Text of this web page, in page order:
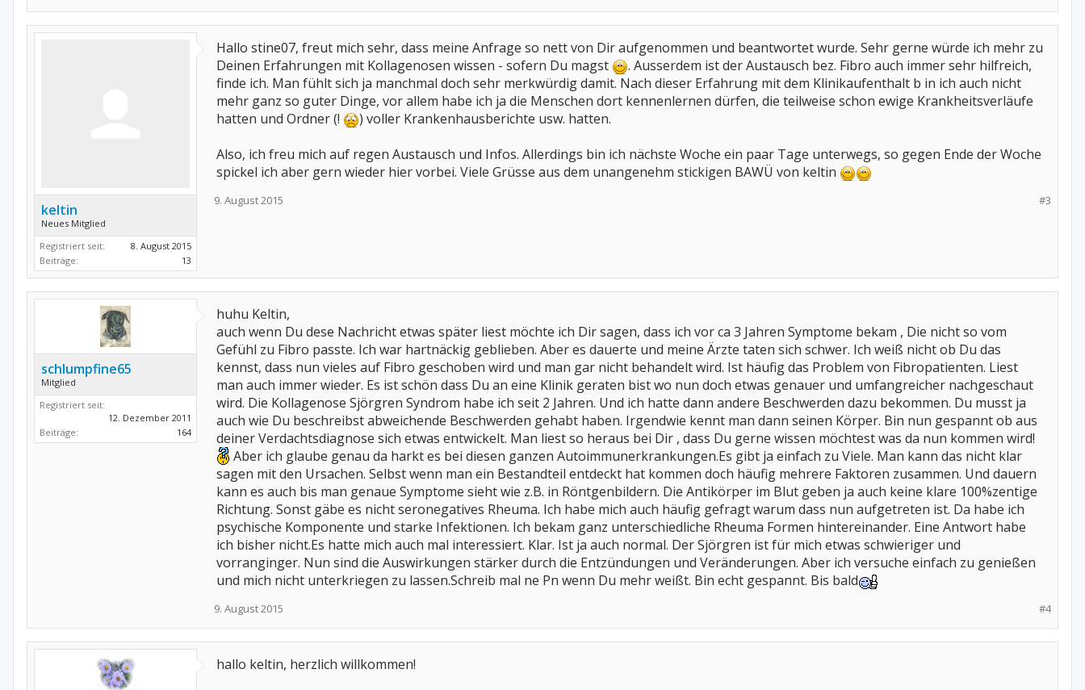
keltin
Neues Mitglied
Registriert seit:
8. August 2015
Beiträge:
13
Hallo stine07, freut mich sehr, dass meine Anfrage so nett von Dir aufgenommen und beantwortet wurde. Sehr gerne würde ich mehr zu
Deinen Erfahrungen mit Kollagenosen wissen - sofern Du magst
. Ausserdem ist der Austausch bez. Fibro auch immer sehr hilfreich,
finde ich. Man fühlt sich ja manchmal doch sehr merkwürdig damit. Nach dieser Erfahrung mit dem Klinikaufenthalt b in ich auch nicht
mehr ganz so guter Dinge, vor allem habe ich ja die Menschen dort kennenlernen dürfen, die teilweise schon ewige Krankheitsverläufe
hatten und Ordner (!
) voller Krankenhausberichte usw. hatten.
Also, ich freu mich auf regen Austausch und Infos. Allerdings bin ich nächste Woche ein paar Tage unterwegs, so gegen Ende der Woche
spickel ich aber gern wieder hier vorbei. Viele Grüsse aus dem unangenehm stickigen BAWÜ von keltin
#3
9. August 2015
schlumpfine65
Mitglied
Registriert seit:
12. Dezember 2011
Beiträge:
164
huhu Keltin,
auch wenn Du dese Nachricht etwas später liest möchte ich Dir sagen, dass ich vor ca 3 Jahren Symptome bekam , Die nicht so vom
Gefühl zu Fibro passte. Ich war hartnäckig geblieben. Aber es dauerte und meine Ärzte taten sich schwer. Ich weiß nicht ob Du das
kennst, dass nun vieles auf Fibro geschoben wird und man gar nicht behandelt wird. Ist häufig das Problem von Fibropatienten. Liest
man auch immer wieder. Es ist schön dass Du an eine Klinik geraten bist wo nun doch etwas genauer und umfangreicher nachgeschaut
wird. Die Kollagenose Sjörgren Syndrom habe ich seit 2 Jahren. Und ich hatte dann andere Beschwerden dazu bekommen. Du musst ja
auch wie Du beschreibst abweichende Beschwerden gehabt haben. Irgendwie kennt man dann seinen Körper. Bin nun gespannt ob aus
deiner Verdachtsdiagnose sich etwas entwickelt. Man liest so heraus bei Dir , dass Du gerne wissen möchtest was da nun kommen wird!
Aber ich glaube genau da harkt es bei diesen ganzen Autoimmunerkrankungen.Es gibt ja einfach zu Viele. Man kann das nicht klar
sagen mit den Ursachen. Selbst wenn man ein Bestandteil entdeckt hat kommen doch häufig mehrere Faktoren zusammen. Und dauern
kann es auch bis man genaue Symptome sieht wie z.B. in Röntgenbildern. Die Antikörper im Blut geben ja auch keine klare 100%zentige
Richtung. Sonst gäbe es nicht seronegatives Rheuma. Ich habe mich auch häufig gefragt warum dass nun aufgetreten ist. Da habe ich
psychische Komponente und starke Infektionen. Ich bekam ganz unterschiedliche Rheuma Formen hintereinander. Eine Antwort habe
ich bisher nicht.Es hatte mich auch mal interessiert. Klar. Ist ja auch normal. Der Sjörgren ist für mich etwas schwieriger und
vorranginger. Nun sind die Auswirkungen stärker durch die Entzündungen und Veränderungen. Aber ich versuche einfach zu genießen
und mich nicht unterkriegen zu lassen.Schreib mal ne Pn wenn Du mehr weißt. Bin echt gespannt. Bis bald
#4
9. August 2015
hallo keltin, herzlich willkommen!